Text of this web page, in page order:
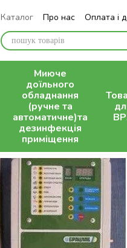
Каталог Про нас Оплата і
Контактна інформація
Блог
Миюче
доїльного
обладнання
(ручне та
автоматичне)та
дезинфекція
приміщення